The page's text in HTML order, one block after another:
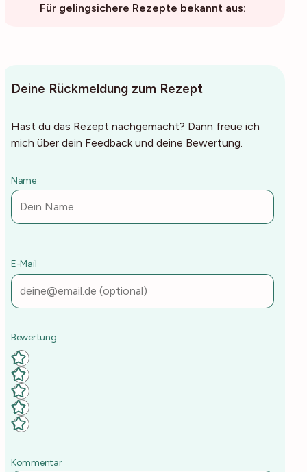
Für gelingsichere Rezepte bekannt aus:
Deine Rückmeldung zum Rezept
Hast du das Rezept nachgemacht? Dann freue ich
mich über dein Feedback und deine Bewertung.
Kommentar
Deine Rezept-Bewertung
Name
E-Mail